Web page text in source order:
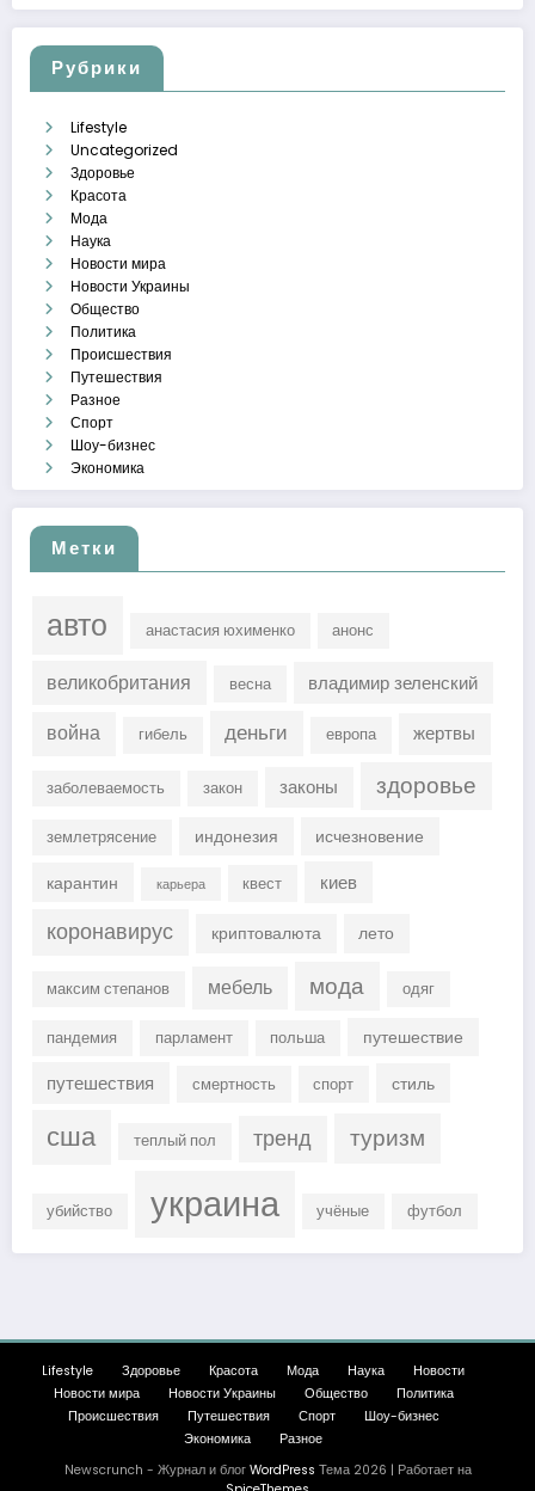
Рубрики
Lifestyle
Uncategorized
Здоровье
Красота
Мода
Наука
Новости мира
Новости Украины
Общество
Политика
Происшествия
Путешествия
Разное
Спорт
Шоу-бизнес
Экономика
Метки
авто анастасия юхименко анонс
великобритания весна владимир зеленский
война гибель деньги европа жертвы
заболеваемость закон законы здоровье
землетрясение индонезия
исчезновение
карантин
карьера квест киев
коронавирус криптовалюта лето
максим степанов мебель мода одяг
пандемия парламент польша путешествие
путешествия смертность спорт стиль
сша теплый пол тренд туризм
убийство украина учёные футбол
Lifestyle Здоровье Красота Мода Наука
Новости
Новости мира
Новости Украины Общество
Политика
Происшествия
Путешествия Спорт
Шоу-бизнес
Экономика
Разное
Newscrunch - Журнал и блог WordPress Тема 2026 | Работает на